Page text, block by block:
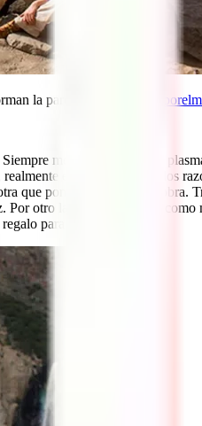
la pareja de
me ha gustado dejar
el blog nació por dos
que ponerme manos a la
otro lado, el blog, sirve
para él.